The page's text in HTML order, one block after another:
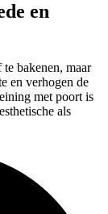
en
bakenen, maar
en verhogen de
met poort is
als